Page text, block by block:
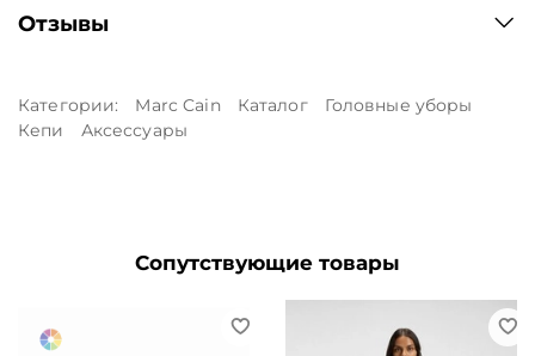
Отзывы
Категории: Marc Cain Каталог
Головные уборы
Кепи
Аксессуары
Сопутствующие товары